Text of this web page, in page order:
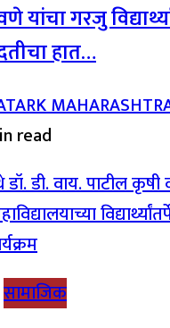
यांचा गरजु
हात…
read
सामाजिक